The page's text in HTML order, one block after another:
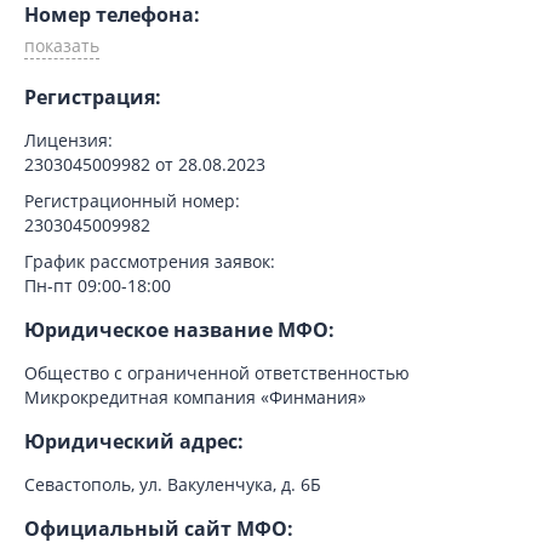
Номер телефона:
Регистрация:
Лицензия:
2303045009982 от 28.08.2023
Регистрационный номер:
2303045009982
График рассмотрения заявок:
Пн-пт 09:00-18:00
Юридическое название МФО:
Общество с ограниченной ответственностью
Микрокредитная компания «Финмания»
Юридический адрес:
Севастополь, ул. Вакуленчука, д. 6Б
Официальный сайт МФО: